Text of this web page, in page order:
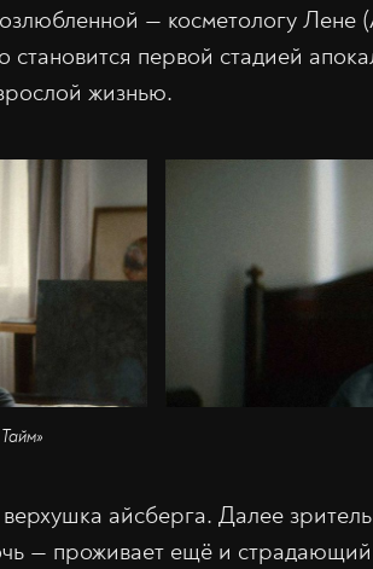
— косметологу Лене
становится первой стадией
жизнью.
айсберга. Далее зритель
— проживает ещё и